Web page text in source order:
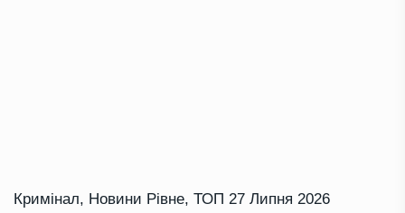
Кримінал, Новини Рівне, ТОП 27 Липня 2026